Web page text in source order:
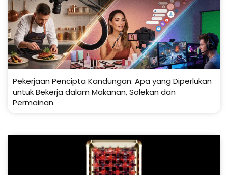
Pekerjaan Pencipta Kandungan: Apa yang Diperlukan
untuk Bekerja dalam Makanan, Solekan dan
Permainan